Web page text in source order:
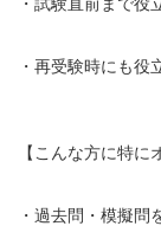
・再受験時にも役
【こんな方に特に
・過去問・模擬問